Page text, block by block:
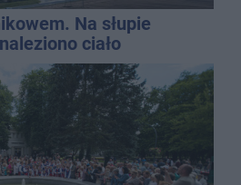
Na słupie
ciało